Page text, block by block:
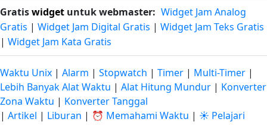
Gratiswidget untuk webmaster: Widget Jam Analog
Gratis | Widget Jam Digital Gratis | Widget Jam Teks Gratis
| Widget Jam Kata Gratis
Waktu Unix | Alarm | Stopwatch | Timer | Multi-Timer |
Lebih Banyak Alat Waktu | Alat Hitung Mundur | Konverter
Zona Waktu | Konverter Tanggal
| Artikel | Liburan | ⏰ Memahami Waktu | ☀️ Pelajari